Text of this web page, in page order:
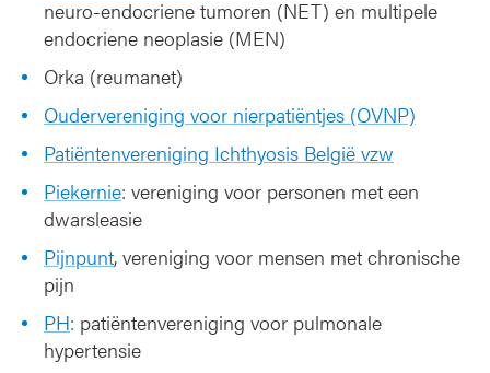
neuro-endocriene tumoren (NET) en multipele
endocriene neoplasie (MEN)
Orka (reumanet)
Oudervereniging voor nierpatiëntjes (OVNP)
Patiëntenvereniging Ichthyosis België vzw
Piekernie: vereniging voor personen met een
dwarsleasie
Pijnpunt, vereniging voor mensen met chronische
pijn
PH: patiëntenvereniging voor pulmonale
hypertensie